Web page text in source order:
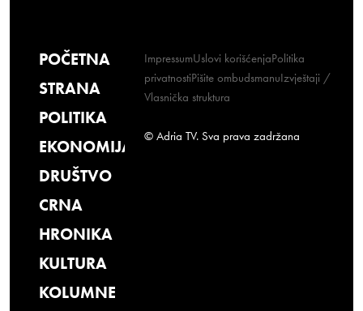
POČETNA
STRANA
POLITIKA
EKONOMIJA
DRUŠTVO
CRNA
HRONIKA
KULTURA
KOLUMNE
ImpressumUslovi korišćenjaPolitika
privatnostiPišite ombudsmanuIzvještaji /
Vlasnička struktura
© Adria TV. Sva prava zadržana